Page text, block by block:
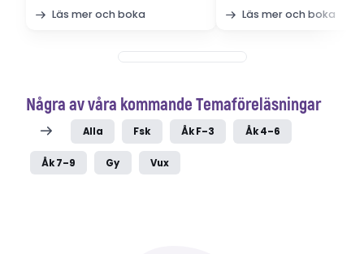
Läs mer och boka Läs mer och boka
Några av våra kommande Temaföreläsningar
Alla Fsk Åk F–3 Åk 4–6
Åk 7–9 Gy Vux